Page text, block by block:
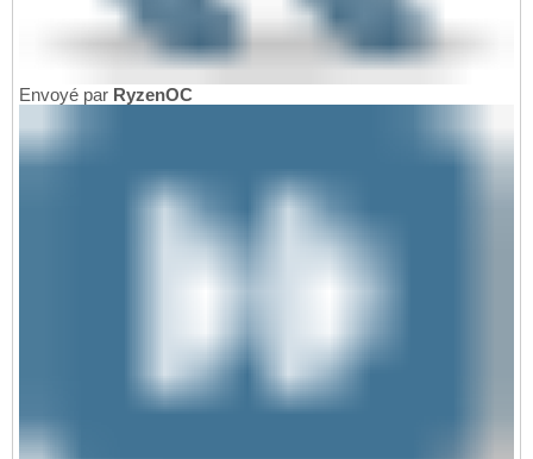
Envoyé par RyzenOC